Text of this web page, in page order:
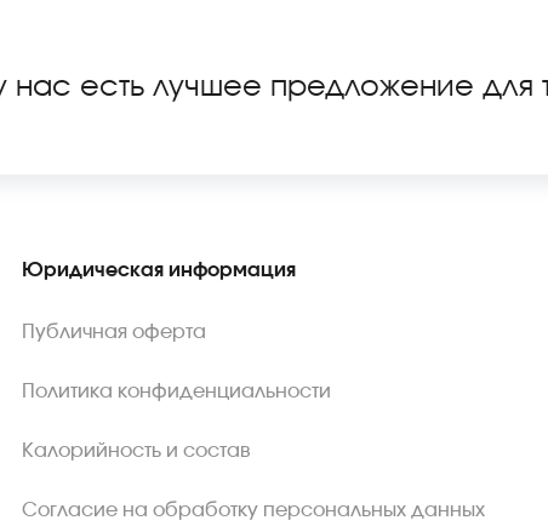
нас есть лучшее предложение для
Юридическая информация
Публичная оферта
Политика конфиденциальности
Калорийность и состав
Согласие на обработку персональных данных